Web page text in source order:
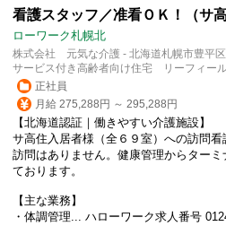
看護スタッフ／准看ＯＫ！（サ
ローワーク札幌北
株式会社 元気な介護 - 北海道札幌市豊平
サービス付き高齢者向け住宅 リーフィー
正社員
月給 275,288円 ～ 295,288円
【北海道認証｜働きやすい介護施設】
サ高住入居者様（全６９室）への訪問
訪問はありません。健康管理からター
ております。
【主な業務】
・体調管理... ハローワーク求人番号